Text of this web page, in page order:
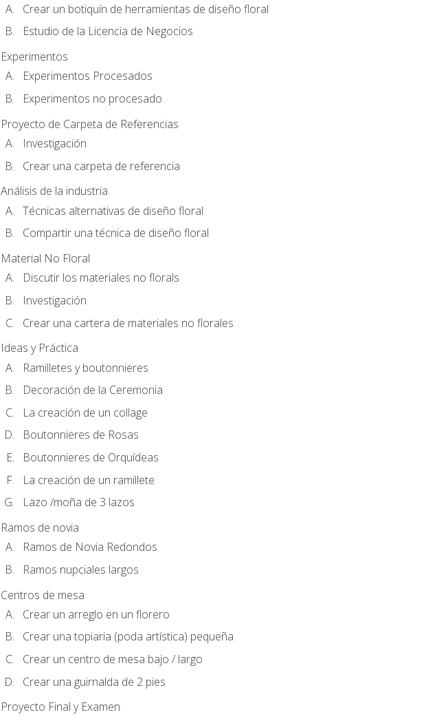
Crear un botiquín de herramientas de diseño floral
Estudio de la Licencia de Negocios
Experimentos
Experimentos Procesados
Experimentos no procesado
Proyecto de Carpeta de Referencias
Investigación
Crear una carpeta de referencia
Análisis de la industria
Técnicas alternativas de diseño floral
Compartir una técnica de diseño floral
Material No Floral
Discutir los materiales no florals
Investigación
Crear una cartera de materiales no florales
Ideas y Práctica
Ramilletes y boutonnieres
Decoración de la Ceremonia
La creación de un collage
Boutonnieres de Rosas
Boutonnieres de Orquídeas
La creación de un ramillete
Lazo /moña de 3 lazos
Ramos de novia
Ramos de Novia Redondos
Ramos nupciales largos
Centros de mesa
Crear un arreglo en un florero
Crear una topiaria (poda artística) pequeña
Crear un centro de mesa bajo / largo
Crear una guirnalda de 2 pies
Proyecto Final y Examen